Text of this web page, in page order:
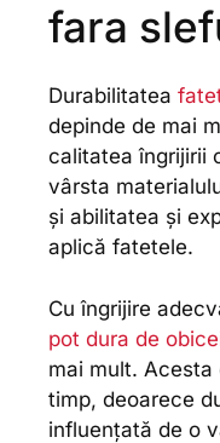
fara
Durabilitatea
depinde de mai
calitatea îngrijirii
vârsta
și abilitatea și
aplică fatetele.
Cu îngrijire
pot dura de
mai mult.
timp, deoarece
influențată de o